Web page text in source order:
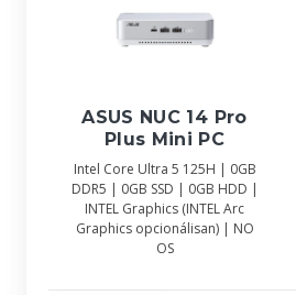
ASUS NUC 14 Pro
Plus Mini PC
Intel Core Ultra 5 125H | 0GB
DDR5 | 0GB SSD | 0GB HDD |
INTEL Graphics (INTEL Arc
Graphics opcionálisan) | NO
OS